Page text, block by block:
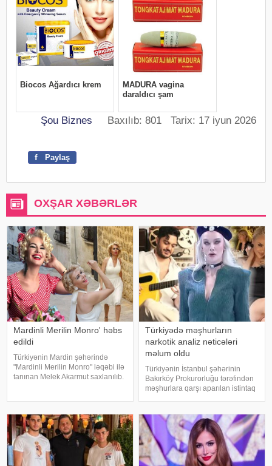
Şou Biznes Baxılıb: 801 Tarix: 17 iyun 2026
f Paylaş
OXŞAR XƏBƏRLƏR
Mardinli Merilin Monro' həbs
edildi
Türkiyənin Mardin şəhərində
"Mardinli Merilin Monro" ləqəbi ilə
tanınan Melek Akarmut saxlanılıb.
tərkibli olduğ
Türkiyədə məşhurların
narkotik analiz nəticələri
məlum oldu
Türkiyənin İstanbul şəhərinin
Bakırköy Prokurorluğu tərəfindən
məşhurlara qarşı aparılan istintaq
götürülmüş bioloji nümunələr
üzərində aparılan toksikoloji
analizləri